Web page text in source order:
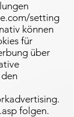
setting
können
für
über
folgen.